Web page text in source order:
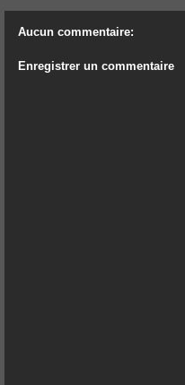
Aucun commentaire:
Enregistrer un commentaire